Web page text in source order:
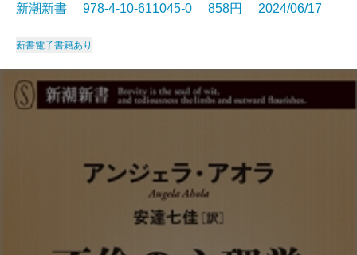
新潮新書 978-4-10-611045-0 858円 2024/06/17
新書電子書籍あり